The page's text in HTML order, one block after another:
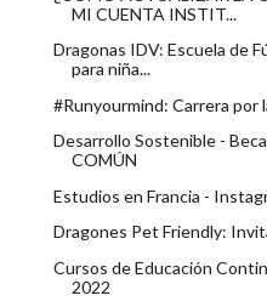
MI CUENTA INSTIT...
Dragonas IDV: Escuela de
para niña...
#Runyourmind: Carrera por
Desarrollo Sostenible -
COMÚN
Estudios en Francia -
Dragones Pet Friendly:
Cursos de Educación
2022